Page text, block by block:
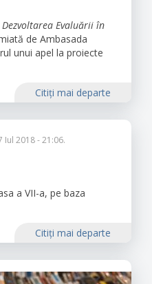
Evaluării în
de Ambasada
unui apel la proiecte
Argeș
Citiţi mai departe
Iul 2018 - 21:06.
a VII-a, pe baza
Citiţi mai departe